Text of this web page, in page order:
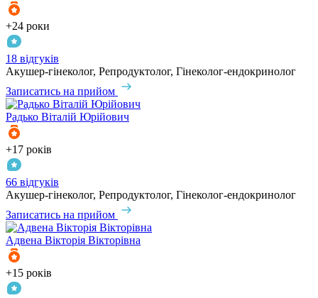
+24 роки
18 відгуків
Акушер-гінеколог, Репродуктолог, Гінеколог-ендокринолог
Записатись на прийом
Радько Віталій Юрійович
+17 років
66 відгуків
Акушер-гінеколог, Репродуктолог, Гінеколог-ендокринолог
Записатись на прийом
Адвена Вікторія Вікторівна
+15 років